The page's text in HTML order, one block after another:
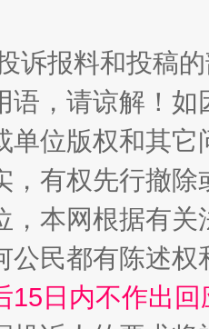
诉报料和投稿
语，请谅解！
单位版权和其它
，有权先行撤
，本网根据有
公民都有陈述
15日内不作出